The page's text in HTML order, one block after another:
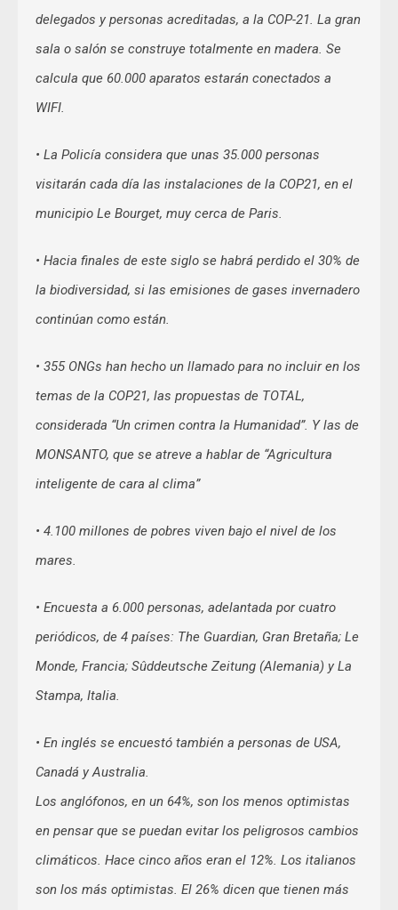
delegados y personas acreditadas, a la COP-21. La gran
sala o salón se construye totalmente en madera. Se
calcula que 60.000 aparatos estarán conectados a
WIFI.
• La Policía considera que unas 35.000 personas
visitarán cada día las instalaciones de la COP21, en el
municipio Le Bourget, muy cerca de Paris.
• Hacia finales de este siglo se habrá perdido el 30% de
la biodiversidad, si las emisiones de gases invernadero
continúan como están.
• 355 ONGs han hecho un llamado para no incluir en los
temas de la COP21, las propuestas de TOTAL,
considerada “Un crimen contra la Humanidad”. Y las de
MONSANTO, que se atreve a hablar de “Agricultura
inteligente de cara al clima”
• 4.100 millones de pobres viven bajo el nivel de los
mares.
• Encuesta a 6.000 personas, adelantada por cuatro
periódicos, de 4 países: The Guardian, Gran Bretaña; Le
Monde, Francia; Sûddeutsche Zeitung (Alemania) y La
Stampa, Italia.
• En inglés se encuestó también a personas de USA,
Canadá y Australia.
Los anglófonos, en un 64%, son los menos optimistas
en pensar que se puedan evitar los peligrosos cambios
climáticos. Hace cinco años eran el 12%. Los italianos
son los más optimistas. El 26% dicen que tienen más